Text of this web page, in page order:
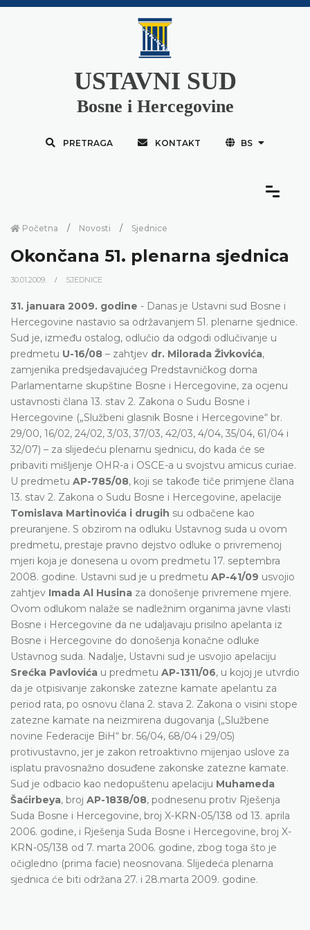
USTAVNI SUD
Bosne i Hercegovine
PRETRAGA KONTAKT BS
Početna Novosti Sjednice
Okončana 51. plenarna sjednica
30.01.2009. SJEDNICE
31. januara 2009. godine - Danas je Ustavni sud Bosne i
Hercegovine nastavio sa održavanjem 51. plenarne sjednice.
Sud je, između ostalog, odlučio da odgodi odlučivanje u
predmetu U-16/08 – zahtjev dr. Milorada Živkovića,
zamjenika predsjedavajućeg Predstavničkog doma
Parlamentarne skupštine Bosne i Hercegovine, za ocjenu
ustavnosti člana 13. stav 2. Zakona o Sudu Bosne i
Hercegovine („Službeni glasnik Bosne i Hercegovine“ br.
29/00, 16/02, 24/02, 3/03, 37/03, 42/03, 4/04, 35/04, 61/04 i
32/07) – za slijedeću plenarnu sjednicu, do kada će se
pribaviti mišljenje OHR-a i OSCE-a u svojstvu amicus curiae.
U predmetu AP-785/08, koji se takođe tiče primjene člana
13. stav 2. Zakona o Sudu Bosne i Hercegovine, apelacije
Tomislava Martinovića i drugih su odbačene kao
preuranjene. S obzirom na odluku Ustavnog suda u ovom
predmetu, prestaje pravno dejstvo odluke o privremenoj
mjeri koja je donesena u ovom predmetu 17. septembra
2008. godine. Ustavni sud je u predmetu AP-41/09 usvojio
zahtjev Imada Al Husina za donošenje privremene mjere.
Ovom odlukom nalaže se nadležnim organima javne vlasti
Bosne i Hercegovine da ne udaljavaju prisilno apelanta iz
Bosne i Hercegovine do donošenja konačne odluke
Ustavnog suda. Nadalje, Ustavni sud je usvojio apelaciju
Srećka Pavlovića u predmetu AP-1311/06, u kojoj je utvrdio
da je otpisivanje zakonske zatezne kamate apelantu za
period rata, po osnovu člana 2. stava 2. Zakona o visini stope
zatezne kamate na neizmirena dugovanja („Službene
novine Federacije BiH“ br. 56/04, 68/04 i 29/05)
protivustavno, jer je zakon retroaktivno mijenjao uslove za
isplatu pravosnažno dosuđene zakonske zatezne kamate.
Sud je odbacio kao nedopuštenu apelaciju Muhameda
Šaćirbeya, broj AP-1838/08, podnesenu protiv Rješenja
Suda Bosne i Hercegovine, broj X-KRN-05/138 od 13. aprila
2006. godine, i Rješenja Suda Bosne i Hercegovine, broj X-
KRN-05/138 od 7. marta 2006. godine, zbog toga što je
očigledno (prima facie) neosnovana. Slijedeća plenarna
sjednica će biti održana 27. i 28.marta 2009. godine.